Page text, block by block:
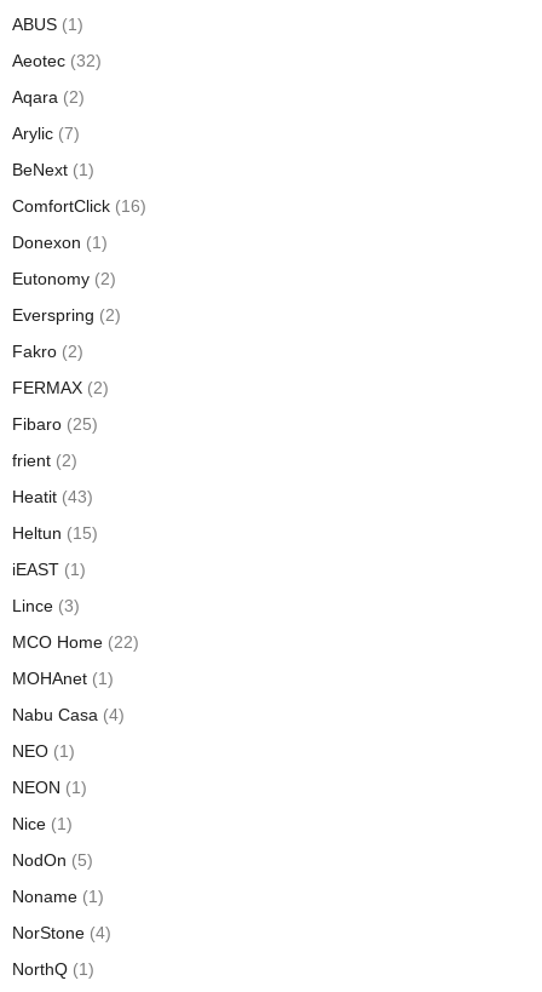
ABUS (1)
Aeotec (32)
Aqara (2)
Arylic (7)
BeNext (1)
ComfortClick (16)
Donexon (1)
Eutonomy (2)
Everspring (2)
Fakro (2)
FERMAX (2)
Fibaro (25)
frient (2)
Heatit (43)
Heltun (15)
iEAST (1)
Lince (3)
MCO Home (22)
MOHAnet (1)
Nabu Casa (4)
NEO (1)
NEON (1)
Nice (1)
NodOn (5)
Noname (1)
NorStone (4)
NorthQ (1)